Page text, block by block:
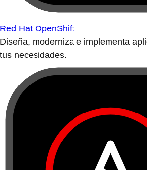
Red Hat OpenShift
Diseña, moderniza e implementa
tus necesidades.